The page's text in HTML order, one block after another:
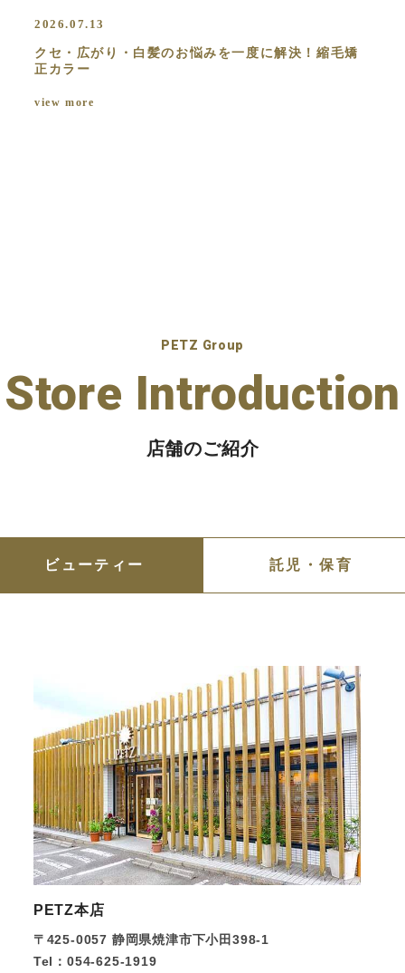
2026.07.13
クセ・広がり・白髪のお悩みを一度に解決！縮毛矯
正カラー
view more
PETZ Group
Store Introduction
店舗のご紹介
ビューティー 託児・保育
PETZ本店
〒425-0057 静岡県焼津市下小田398-1
Tel：054-625-1919